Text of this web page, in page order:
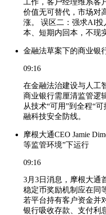
价值无可替代，市场对
涨。 误区二：强求AI投
本、短期内回本，不现
金融法草案下的商业银
09:16
在金融法治建设与人工
商业银行需厘清监管逻
从技术“可用”到全程“
融科技安全防线。
摩根大通CEO Jamie
等监管环境”下运行
09:16
3月3日消息，摩根大通
稳定币奖励机制应在同
若平台持有客户资金并
银行吸收存款、支付利